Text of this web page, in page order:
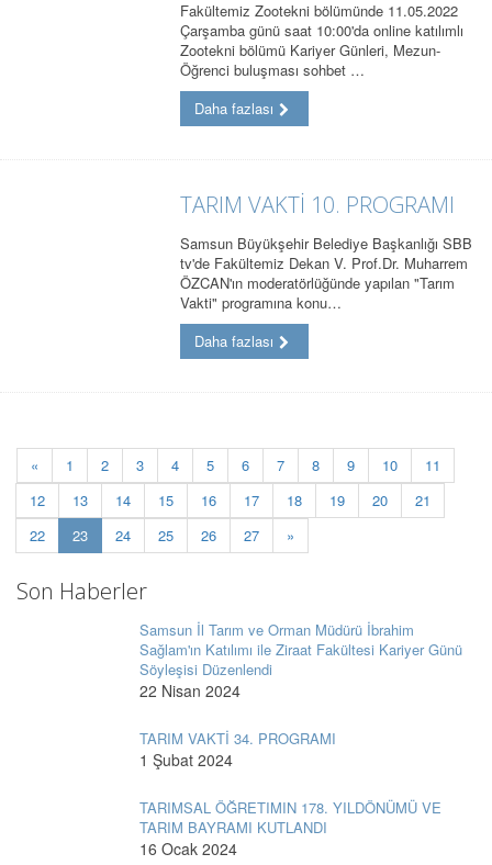
Fakültemiz Zootekni bölümünde 11.05.2022
Çarşamba günü saat 10:00'da online katılımlı
Zootekni bölümü Kariyer Günleri, Mezun-
Öğrenci buluşması sohbet …
Daha fazlası
TARIM VAKTİ 10. PROGRAMI
Samsun Büyükşehir Belediye Başkanlığı SBB
tv'de Fakültemiz Dekan V. Prof.Dr. Muharrem
ÖZCAN'ın moderatörlüğünde yapılan "Tarım
Vakti" programına konu…
Daha fazlası
« 1 2 3 4 5 6 7 8 9 10
11
12
13 14 15 16 17 18 19 20
21
22
23(current)
24 25 26 27 »
Son Haberler
Samsun İl Tarım ve Orman Müdürü İbrahim
Sağlam'ın Katılımı ile Ziraat Fakültesi Kariyer Günü
Söyleşisi Düzenlendi
22 Nisan 2024
TARIM VAKTİ 34. PROGRAMI
1 Şubat 2024
TARIMSAL ÖĞRETIMIN 178. YILDÖNÜMÜ VE
TARIM BAYRAMI KUTLANDI
16 Ocak 2024